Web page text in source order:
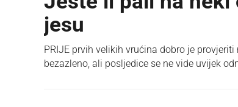
jesu
PRIJE prvih velikih vrućina dobro je
bezazleno, ali posljedice se ne vide uvijek